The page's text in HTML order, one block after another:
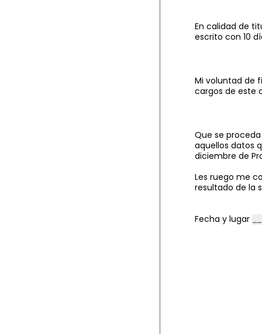
En calidad de
escrito con 10
Mi voluntad de
cargos de este
Que se
aquellos datos
diciembre de
Les ruego me
resultado de la
​Fecha y lugar